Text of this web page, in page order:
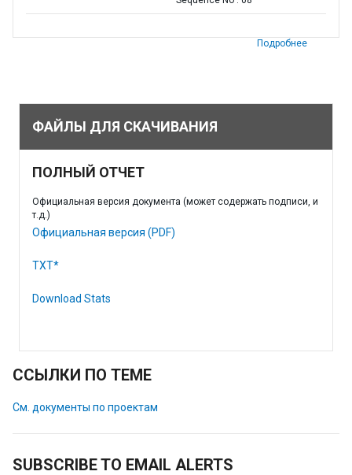
Подробнее
ФАЙЛЫ ДЛЯ СКАЧИВАНИЯ
ПОЛНЫЙ ОТЧЕТ
Официальная версия документа (может содержать подписи, и
т.д.)
Официальная версия (PDF)
TXT*
Download Stats
ССЫЛКИ ПО ТЕМЕ
См. документы по проектам
SUBSCRIBE TO EMAIL ALERTS